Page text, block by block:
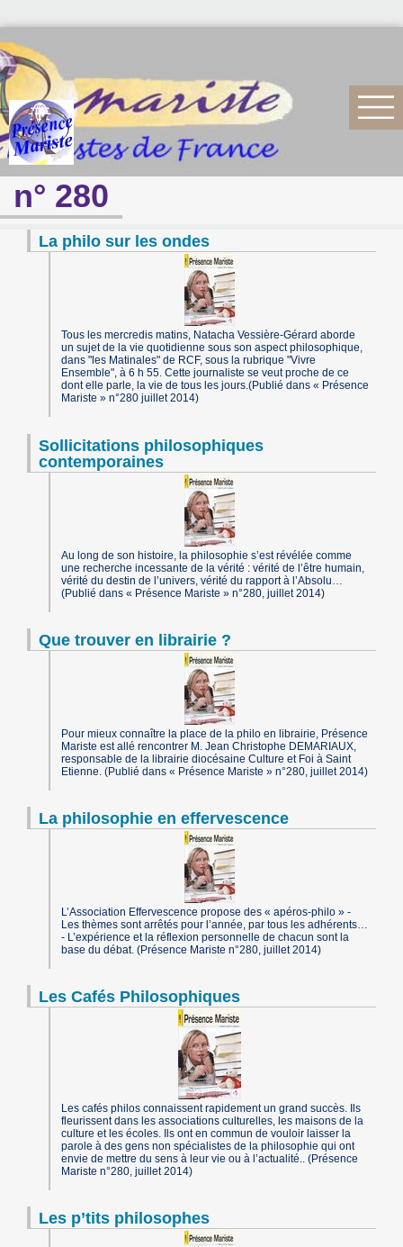
n° 280
La philo sur les ondes
Tous les mercredis matins, Natacha Vessière-Gérard aborde
un sujet de la vie quotidienne sous son aspect philosophique,
dans "les Matinales" de RCF, sous la rubrique "Vivre
Ensemble", à 6 h 55. Cette journaliste se veut proche de ce
dont elle parle, la vie de tous les jours.(Publié dans « Présence
Mariste » n°280 juillet 2014)
Sollicitations philosophiques
contemporaines
Au long de son histoire, la philosophie s’est révélée comme
une recherche incessante de la vérité : vérité de l’être humain,
vérité du destin de l’univers, vérité du rapport à l’Absolu…
(Publié dans « Présence Mariste » n°280, juillet 2014)
Que trouver en librairie ?
Pour mieux connaître la place de la philo en librairie, Présence
Mariste est allé rencontrer M. Jean Christophe DEMARIAUX,
responsable de la librairie diocésaine Culture et Foi à Saint
Etienne. (Publié dans « Présence Mariste » n°280, juillet 2014)
La philosophie en effervescence
L’Association Effervescence propose des « apéros-philo » -
Les thèmes sont arrêtés pour l’année, par tous les adhérents…
- L’expérience et la réflexion personnelle de chacun sont la
base du débat. (Présence Mariste n°280, juillet 2014)
Les Cafés Philosophiques
Les cafés philos connaissent rapidement un grand succès. Ils
fleurissent dans les associations culturelles, les maisons de la
culture et les écoles. Ils ont en commun de vouloir laisser la
parole à des gens non spécialistes de la philosophie qui ont
envie de mettre du sens à leur vie ou à l’actualité.. (Présence
Mariste n°280, juillet 2014)
Les p’tits philosophes